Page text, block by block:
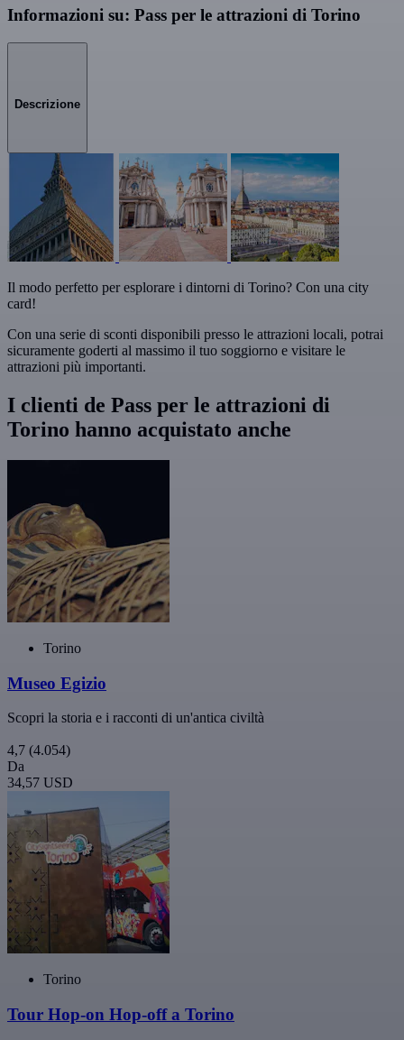
Informazioni su: Pass per le attrazioni di Torino
Descrizione
Il modo perfetto per esplorare i dintorni di Torino? Con una city
card!
Con una serie di sconti disponibili presso le attrazioni locali, potrai
sicuramente goderti al massimo il tuo soggiorno e visitare le
attrazioni più importanti.
I clienti de Pass per le attrazioni di
Torino hanno acquistato anche
Torino
Museo Egizio
Scopri la storia e i racconti di un'antica civiltà
4,7 (4.054)
Da
34,57 USD
Torino
Tour Hop-on Hop-off a Torino